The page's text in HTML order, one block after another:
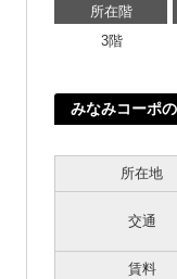
所在階
3階
みなみコーポ
所在地
交通
賃料